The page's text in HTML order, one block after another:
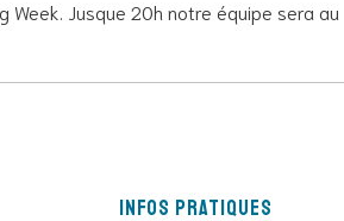
Week. Jusque 20h notre équipe sera au
Infos pratiques